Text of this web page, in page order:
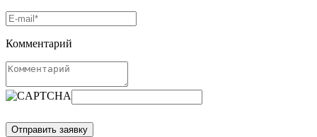
Комментарий